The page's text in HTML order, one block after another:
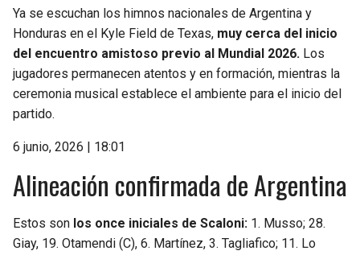
Ya se escuchan los himnos nacionales de Argentina y
Honduras en el Kyle Field de Texas, muy cerca del inicio
del encuentro amistoso previo al Mundial 2026. Los
jugadores permanecen atentos y en formación, mientras la
ceremonia musical establece el ambiente para el inicio del
partido.
6 junio, 2026 | 18:01
Alineación confirmada de Argentina
Estos son los once iniciales de Scaloni: 1. Musso; 28.
Giay, 19. Otamendi (C), 6. Martínez, 3. Tagliafico; 11. Lo